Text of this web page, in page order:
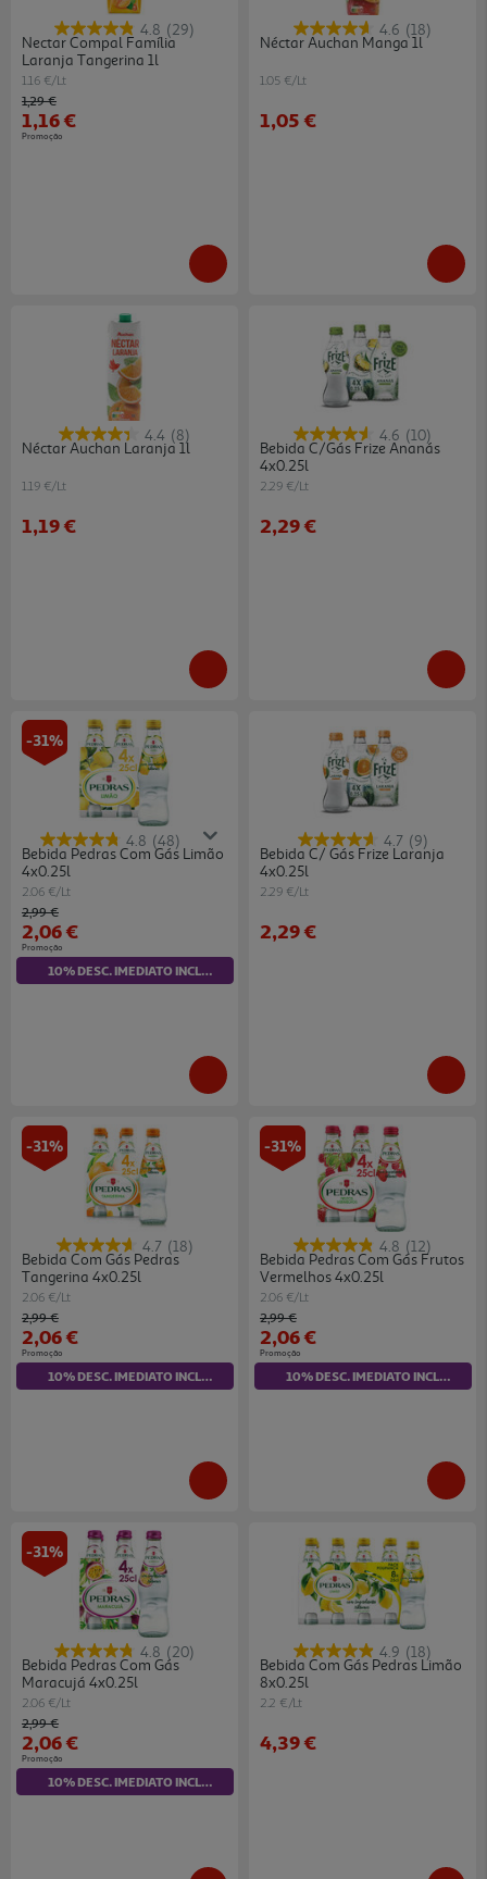
4.8 (29)
Nectar Compal Família
Laranja Tangerina 1l
1.16 €/Lt
Price reduced from
1,29 €to
1,16 €
Promoção
4.6 (18)
Néctar Auchan Manga 1l
1.05 €/Lt
1,05 €
4.4 (8)
Néctar Auchan Laranja 1l
1.19 €/Lt
1,19 €
4.6 (10)
Bebida C/gás Frize Ananás
4x0.25l
2.29 €/Lt
2,29 €
-31%
4.8 (48)
Bebida Pedras Com Gás Limão
4x0.25l
2.06 €/Lt
Price reduced from
2,99 €to
2,06 €
Promoção
10% DESC. IMEDIATO INCLUÍDO
4.7 (9)
Bebida C/ Gás Frize Laranja
4x0.25l
2.29 €/Lt
2,29 €
-31%
4.7 (18)
Bebida Com Gás Pedras
Tangerina 4x0.25l
2.06 €/Lt
Price reduced from
2,99 €to
2,06 €
Promoção
10% DESC. IMEDIATO INCLUÍDO
-31%
4.8 (12)
Bebida Pedras Com Gás Frutos
Vermelhos 4x0.25l
2.06 €/Lt
Price reduced from
2,99 €to
2,06 €
Promoção
10% DESC. IMEDIATO INCLUÍDO
-31%
4.8 (20)
Bebida Pedras Com Gás
Maracujá 4x0.25l
2.06 €/Lt
Price reduced from
2,99 €to
2,06 €
Promoção
10% DESC. IMEDIATO INCLUÍDO
4.9 (18)
Bebida Com Gás Pedras Limão
8x0.25l
2.2 €/Lt
4,39 €